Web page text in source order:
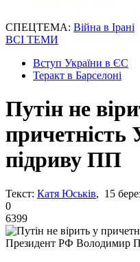
СПЕЦТЕМА: Війна в Ірані
ВСІ ТЕМИ
Вступ України в ЄС
Теракт в Барселоні
Путін не
причетність
підриву ПП
Текст: Катя Юськів, 15
0
6399
Президент РФ Володимир